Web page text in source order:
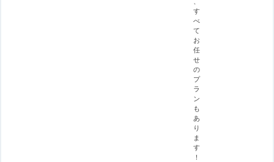
す
べ
て
お
任
せ
の
プ
ラ
ン
も
あ
り
ま
す
！